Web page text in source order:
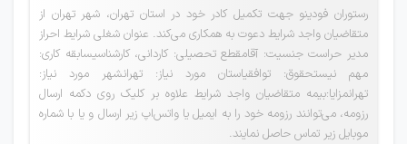
رستوران فودینو جهت تکمیل کادر خود در استان تهران، شهر تهران از
متقاضیان واجد شرایط دعوت به همکاری می‌کند. عنوان شغلی شرایط احراز
مدیر حراست جنسیت: آقامقطع تحصیلی: کاردانی، کارشناسیسابقه کاری:
مهم نیستحقوق: توافقیاستان مورد نیاز: تهرانشهر مورد نیاز:
تهرانمزایا:بیمه متقاضیان واجد شرایط علاوه بر کلیک روی دکمه ارسال
رزومه، می‌توانند رزومه خود را به ایمیل یا واتس‌اپ زیر ارسال و یا با شماره
موبایل زیر تماس حاصل نمایند.